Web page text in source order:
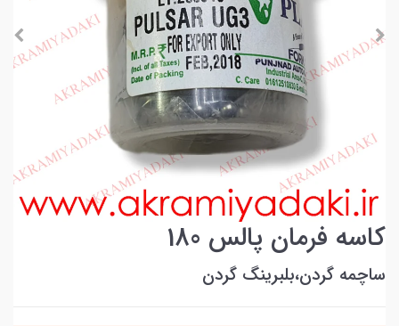
کاسه فرمان پالس 180
ساچمه گردن،بلبرینگ گردن